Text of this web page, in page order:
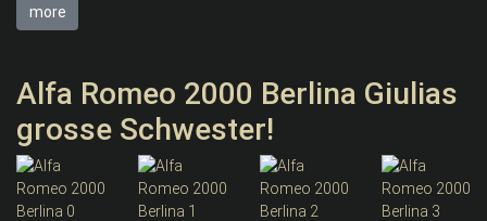
more
Alfa Romeo 2000 Berlina Giulias
grosse Schwester!